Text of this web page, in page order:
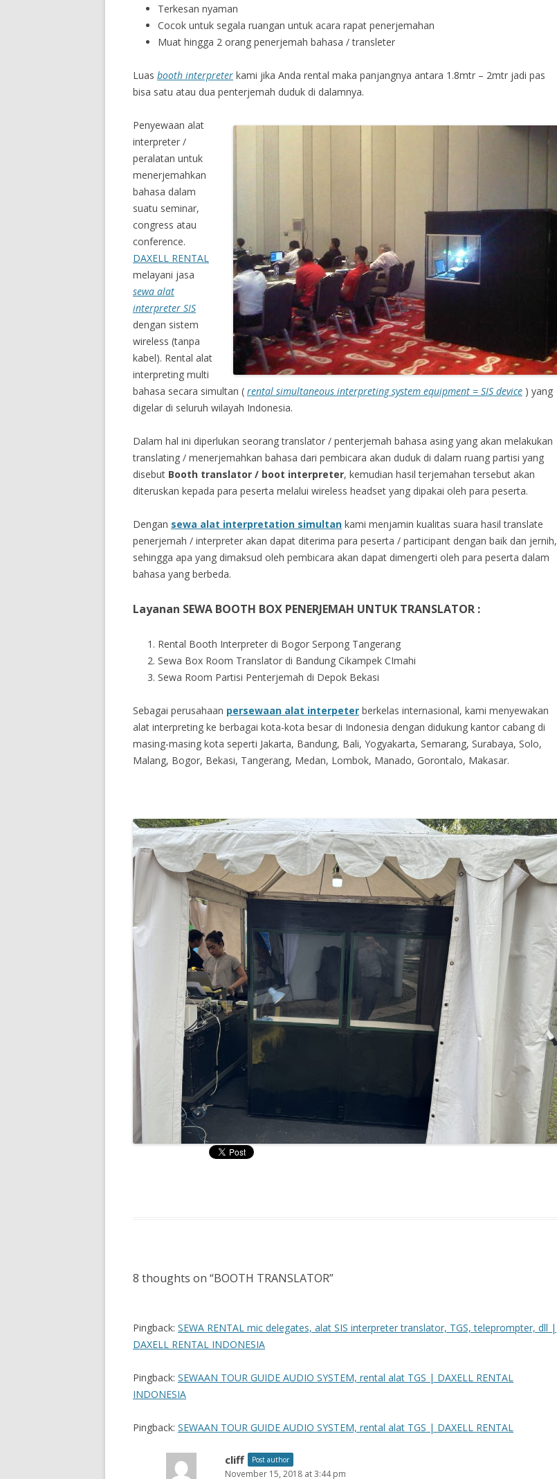
Terkesan nyaman
Cocok untuk segala ruangan untuk acara rapat penerjemahan
Muat hingga 2 orang penerjemah bahasa / transleter
Luas booth interpreter kami jika Anda rental maka panjangnya antara 1.8mtr – 2mtr jadi pas
bisa satu atau dua penterjemah duduk di dalamnya.
Penyewaan alat
interpreter /
peralatan untuk
menerjemahkan
bahasa dalam
suatu seminar,
congress atau
conference.
DAXELL RENTAL
melayani jasa
sewa alat
interpreter SIS
dengan sistem
wireless (tanpa
kabel). Rental alat
interpreting multi
bahasa secara simultan ( rental simultaneous interpreting system equipment = SIS device ) yang
digelar di seluruh wilayah Indonesia.
Dalam hal ini diperlukan seorang translator / penterjemah bahasa asing yang akan melakukan
translating / menerjemahkan bahasa dari pembicara akan duduk di dalam ruang partisi yang
disebut Booth translator / boot interpreter, kemudian hasil terjemahan tersebut akan
diteruskan kepada para peserta melalui wireless headset yang dipakai oleh para peserta.
Dengan sewa alat interpretation simultan kami menjamin kualitas suara hasil translate
penerjemah / interpreter akan dapat diterima para peserta / participant dengan baik dan jernih,
sehingga apa yang dimaksud oleh pembicara akan dapat dimengerti oleh para peserta dalam
bahasa yang berbeda.
Layanan SEWA BOOTH BOX PENERJEMAH UNTUK TRANSLATOR :
Rental Booth Interpreter di Bogor Serpong Tangerang
Sewa Box Room Translator di Bandung Cikampek CImahi
Sewa Room Partisi Penterjemah di Depok Bekasi
Sebagai perusahaan persewaan alat interpeter berkelas internasional, kami menyewakan
alat interpreting ke berbagai kota-kota besar di Indonesia dengan didukung kantor cabang di
masing-masing kota seperti Jakarta, Bandung, Bali, Yogyakarta, Semarang, Surabaya, Solo,
Malang, Bogor, Bekasi, Tangerang, Medan, Lombok, Manado, Gorontalo, Makasar.
8 thoughts on “BOOTH TRANSLATOR”
Pingback: SEWA RENTAL mic delegates, alat SIS interpreter translator, TGS, teleprompter, dll |
DAXELL RENTAL INDONESIA
Pingback: SEWAAN TOUR GUIDE AUDIO SYSTEM, rental alat TGS | DAXELL RENTAL
INDONESIA
Pingback: SEWAAN TOUR GUIDE AUDIO SYSTEM, rental alat TGS | DAXELL RENTAL
cliff Post author
November 15, 2018 at 3:44 pm